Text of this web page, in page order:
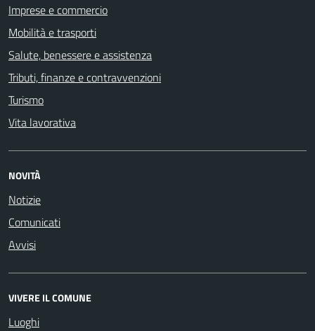
Imprese e commercio
Mobilità e trasporti
Salute, benessere e assistenza
Tributi, finanze e contravvenzioni
Turismo
Vita lavorativa
NOVITÀ
Notizie
Comunicati
Avvisi
VIVERE IL COMUNE
Luoghi